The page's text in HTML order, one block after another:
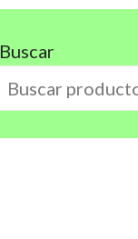
Buscar